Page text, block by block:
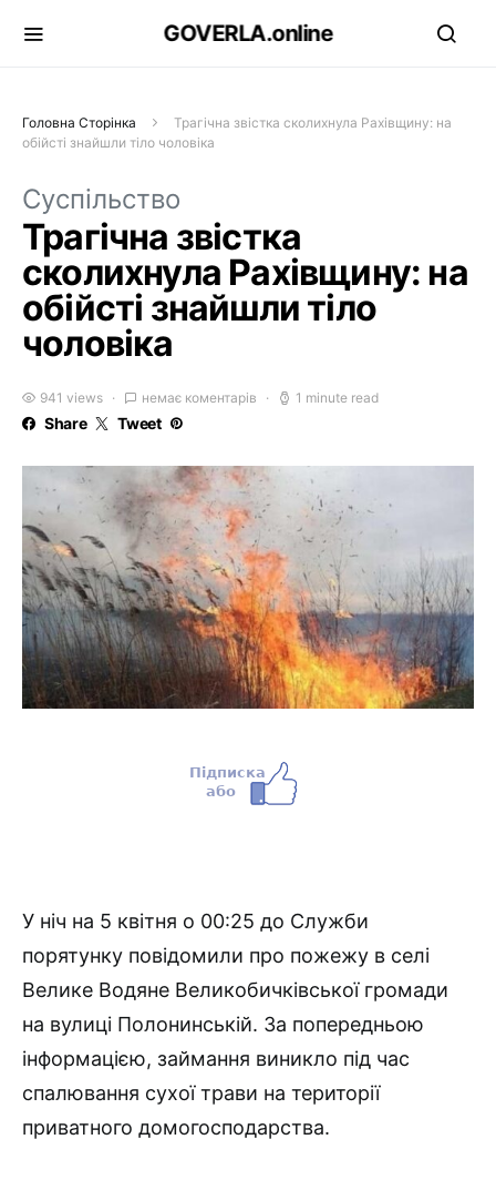
GOVERLA.online
Головна Сторінка
Трагічна звістка сколихнула Рахівщину: на
обійсті знайшли тіло чоловіка
Суспільство
Трагічна звістка
сколихнула Рахівщину: на
обійсті знайшли тіло
чоловіка
941 views немає коментарів 1 minute read
Share Tweet
У ніч на 5 квітня о 00:25 до Служби
порятунку повідомили про пожежу в селі
Велике Водяне Великобичківської громади
на вулиці Полонинській. За попередньою
інформацією, займання виникло під час
спалювання сухої трави на території
приватного домогосподарства.